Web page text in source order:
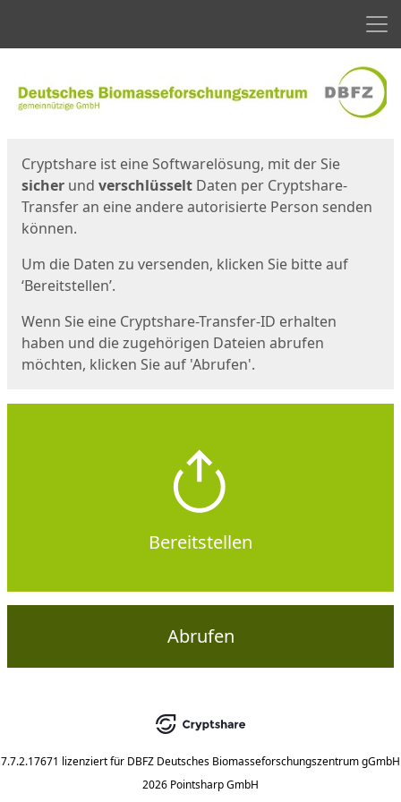
Cryptshare ist eine Softwarelösung, mit der Sie
sicher und verschlüsselt Daten per Cryptshare-
Transfer an eine andere autorisierte Person senden
können.
Um die Daten zu versenden, klicken Sie bitte auf
‘Bereitstellen’.
Wenn Sie eine Cryptshare-Transfer-ID erhalten
haben und die zugehörigen Dateien abrufen
möchten, klicken Sie auf 'Abrufen'.
Bereitstellen
Abrufen
7.7.2.17671 lizenziert für DBFZ Deutsches Biomasseforschungszentrum gGmbH
2026 Pointsharp GmbH